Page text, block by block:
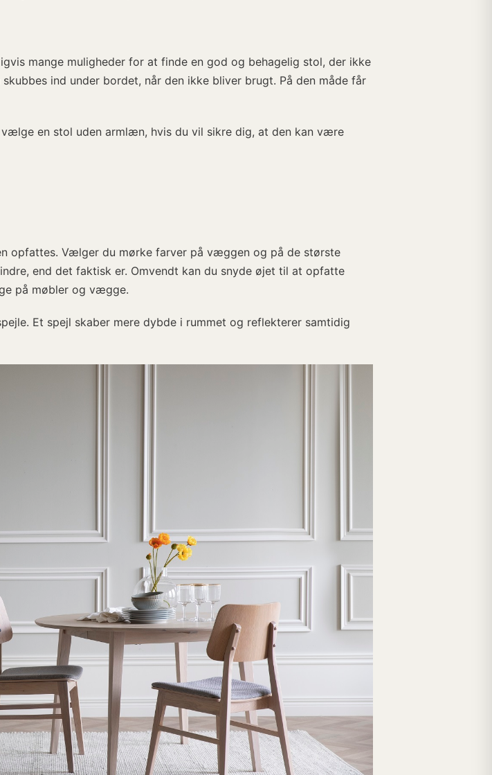
mange muligheder for at finde en god og behagelig stol, der ikke
ind under bordet, når den ikke bliver brugt. På den måde får
en stol uden armlæn, hvis du vil sikre dig, at den kan være
opfattes. Vælger du mørke farver på væggen og på de største
end det faktisk er. Omvendt kan du snyde øjet til at opfatte
på møbler og vægge.
Et spejl skaber mere dybde i rummet og reflekterer samtidig